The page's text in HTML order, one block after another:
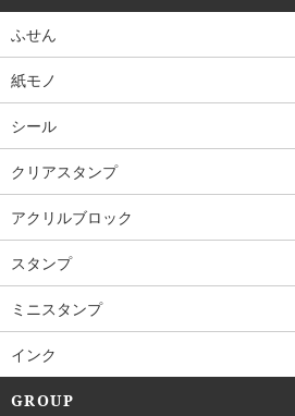
ふせん
紙モノ
シール
クリアスタンプ
アクリルブロック
スタンプ
ミニスタンプ
インク
GROUP